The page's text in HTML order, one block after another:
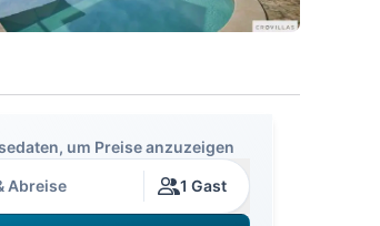
um Preise anzuzeigen
Abreise 1 Gast